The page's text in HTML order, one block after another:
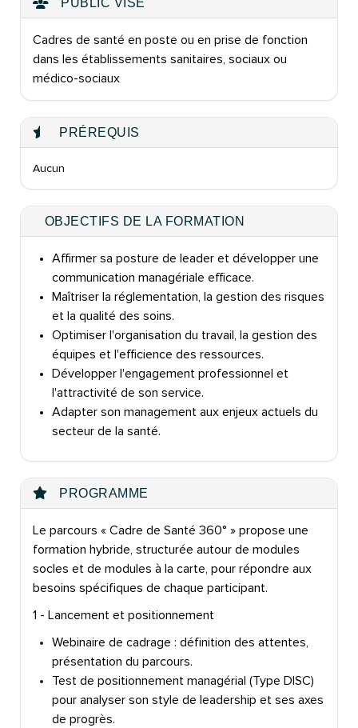
Cadres de santé en poste ou en prise de fonction
dans les établissements sanitaires, sociaux ou
médico-sociaux
PRÉREQUIS
Aucun
OBJECTIFS DE LA FORMATION
Affirmer sa posture de leader et développer une
communication managériale efficace.
Maîtriser la réglementation, la gestion des risques
et la qualité des soins.
Optimiser l'organisation du travail, la gestion des
équipes et l'efficience des ressources.
Développer l'engagement professionnel et
l'attractivité de son service.
Adapter son management aux enjeux actuels du
secteur de la santé.
PROGRAMME
Le parcours « Cadre de Santé 360° » propose une
formation hybride, structurée autour de modules
socles et de modules à la carte, pour répondre aux
besoins spécifiques de chaque participant.
1 - Lancement et positionnement
Webinaire de cadrage : définition des attentes,
présentation du parcours.
Test de positionnement managérial (Type DISC)
pour analyser son style de leadership et ses axes
de progrès.